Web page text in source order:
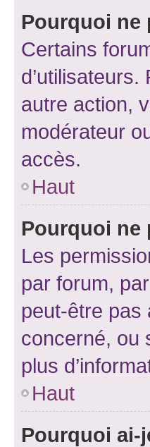
Pourquoi ne
Certains
autre action,
modérateur
accès.
Haut
Pourquoi ne
Les
par forum,
peut-être pas
concerné, ou
plus
Haut
Pourquoi ai-